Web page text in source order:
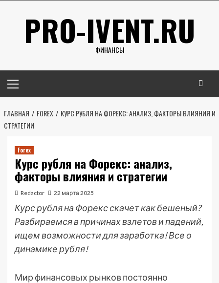
содержимому
PRO-IVENT.RU
ФИНАНСЫ
меню
ГЛАВНАЯ FOREX
КУРС РУБЛЯ НА ФОРЕКС: АНАЛИЗ, ФАКТОРЫ ВЛИЯНИЯ И
СТРАТЕГИИ
Forex
Курс рубля на Форекс: анализ,
факторы влияния и стратегии
Redactor 22 марта 2025
Курс рубля на Форекс скачет как бешеный?
Разбираемся в причинах взлетов и падений,
ищем возможности для заработка! Все о
динамике рубля!
Мир финансовых рынков постоянно